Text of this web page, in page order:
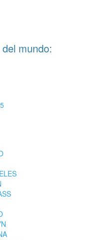
mundo: